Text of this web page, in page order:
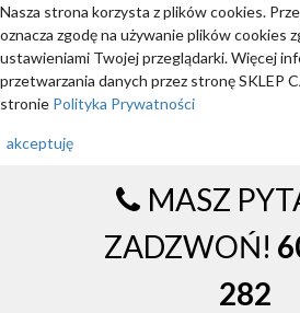
Nasza strona korzysta z plików cookies.
oznacza zgodę na używanie plików cookies
ustawieniami Twojej przeglądarki. Więcej
przetwarzania danych przez stronę SKLEP
stronie Polityka Prywatności
akceptuję
MASZ
ZADZWOŃ!
282